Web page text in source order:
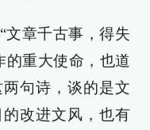
章千古事，得失
的重大使命，也道
句诗，谈的是文
改进文风，也有